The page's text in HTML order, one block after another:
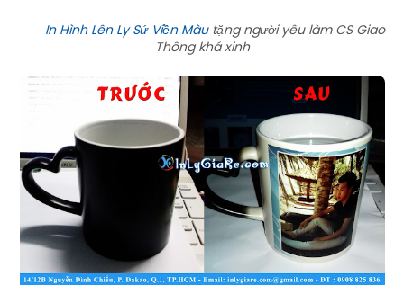
In Hình Lên Ly Sứ Viền Màutặng người yêu làm CS Giao
Thông khá xinh